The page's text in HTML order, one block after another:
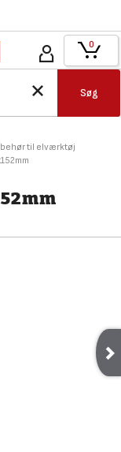
Søg
0
til elværktøj